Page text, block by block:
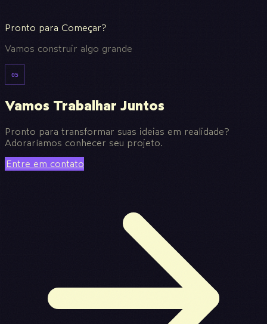
Pronto para Começar?
Vamos construir algo grande
05
Vamos Trabalhar Juntos
Pronto para transformar suas ideias em realidade?
Adoraríamos conhecer seu projeto.
Entre em contato